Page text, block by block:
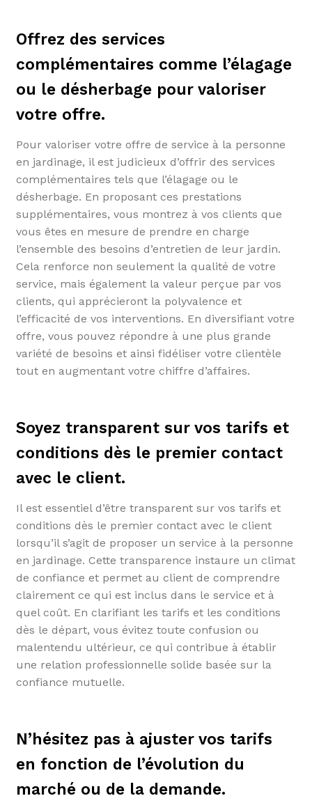
Offrez des services
complémentaires comme l’élagage
ou le désherbage pour valoriser
votre offre.
Pour valoriser votre offre de service à la personne
en jardinage, il est judicieux d’offrir des services
complémentaires tels que l’élagage ou le
désherbage. En proposant ces prestations
supplémentaires, vous montrez à vos clients que
vous êtes en mesure de prendre en charge
l’ensemble des besoins d’entretien de leur jardin.
Cela renforce non seulement la qualité de votre
service, mais également la valeur perçue par vos
clients, qui apprécieront la polyvalence et
l’efficacité de vos interventions. En diversifiant votre
offre, vous pouvez répondre à une plus grande
variété de besoins et ainsi fidéliser votre clientèle
tout en augmentant votre chiffre d’affaires.
Soyez transparent sur vos tarifs et
conditions dès le premier contact
avec le client.
Il est essentiel d’être transparent sur vos tarifs et
conditions dès le premier contact avec le client
lorsqu’il s’agit de proposer un service à la personne
en jardinage. Cette transparence instaure un climat
de confiance et permet au client de comprendre
clairement ce qui est inclus dans le service et à
quel coût. En clarifiant les tarifs et les conditions
dès le départ, vous évitez toute confusion ou
malentendu ultérieur, ce qui contribue à établir
une relation professionnelle solide basée sur la
confiance mutuelle.
N’hésitez pas à ajuster vos tarifs
en fonction de l’évolution du
marché ou de la demande.